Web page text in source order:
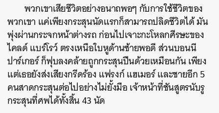
​พวกเขาเสียชีวิตอย่างอนาถพอๆ กับการใช้ชีวิตของ
พวกเขา แค่เพียงกระสุนนัดแรกก็สามารถปลิดชีวิตได้ มัน
พุ่งผ่านกระจกหน้าต่างรถ ก่อนไปเจาะกะโหลกศีรษะของ
ไคลด์ แบร์โรว์ ตรงเหนือใบหูด้านซ้ายพอดี ส่วนบอนนี
ปาร์เกอร์ ก็ฟุบลงคล้ายถูกกระสุนปืนด้วยเหมือนกัน เพียง
แต่เธอยังส่งเสียงกรีดร้อง แฟรงก์ แฮเมอร์ และชายอีก 5
คนสาดกระสุนต่อไปอย่างไม่ยั้งมือ เจ้าหน้าที่ชันสูตรนับรู
กระสุนที่ศพได้ทั้งสิ้น 43 นัด​